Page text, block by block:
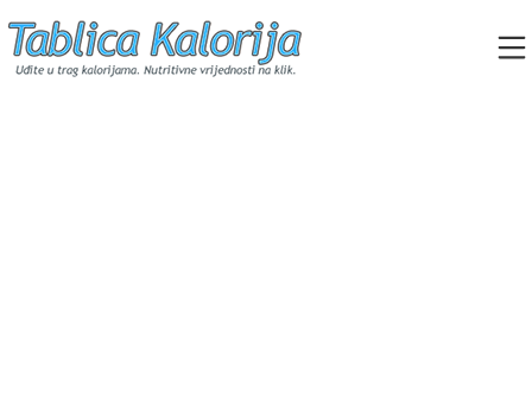
to
content